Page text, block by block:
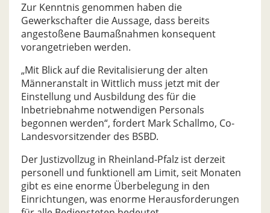
Zur Kenntnis genommen haben die
Gewerkschafter die Aussage, dass bereits
angestoßene Baumaßnahmen konsequent
vorangetrieben werden.
„Mit Blick auf die Revitalisierung der alten
Männeranstalt in Wittlich muss jetzt mit der
Einstellung und Ausbildung des für die
Inbetriebnahme notwendigen Personals
begonnen werden“, fordert Mark Schallmo, Co-
Landesvorsitzender des BSBD.
Der Justizvollzug in Rheinland-Pfalz ist derzeit
personell und funktionell am Limit, seit Monaten
gibt es eine enorme Überbelegung in den
Einrichtungen, was enorme Herausforderungen